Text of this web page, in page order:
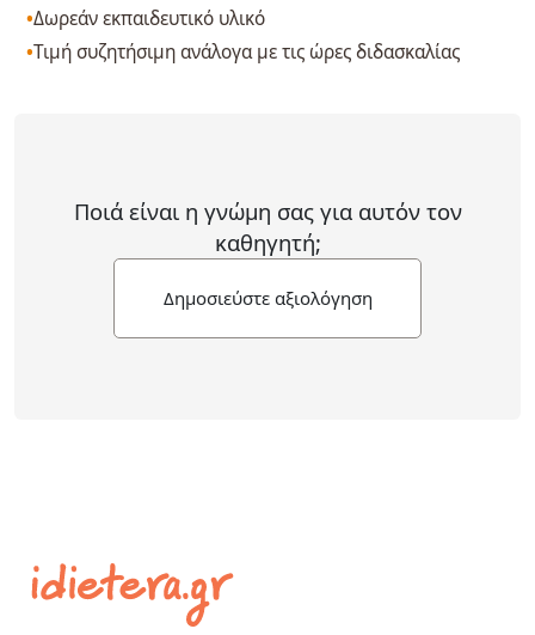
Δωρεάν εκπαιδευτικό υλικό
Τιμή συζητήσιμη ανάλογα με τις ώρες διδασκαλίας
Ποιά είναι η γνώμη σας για αυτόν τον
καθηγητή;
Δημοσιεύστε αξιολόγηση